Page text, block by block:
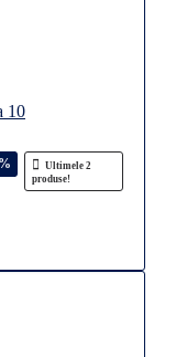
10
Ultimele 2
produse!